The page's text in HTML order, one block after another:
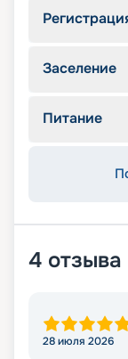
Заселение
Питание
4 отзыва
28 июля 2026